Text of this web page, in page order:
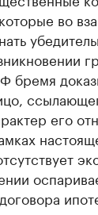
во
бремя
его